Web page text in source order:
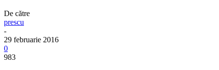
De către
prescu
-
29 februarie 2016
0
983